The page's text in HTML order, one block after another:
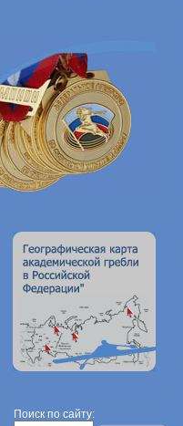
Поиск по сайту: